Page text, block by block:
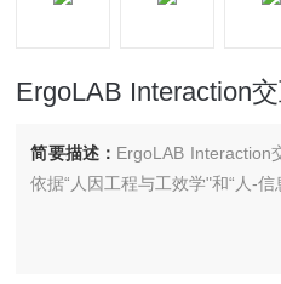
ErgoLAB Interaction
简要描述： ErgoLAB Interaction
依据“人因工程与工效学"和“人-